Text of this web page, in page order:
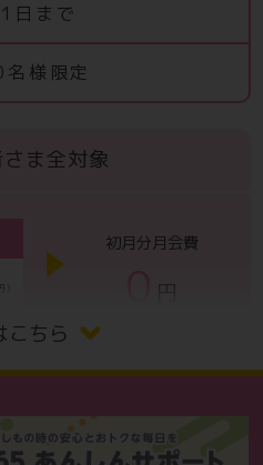
日まで
様限定
ま全対象
初月分月会費
円
こちら